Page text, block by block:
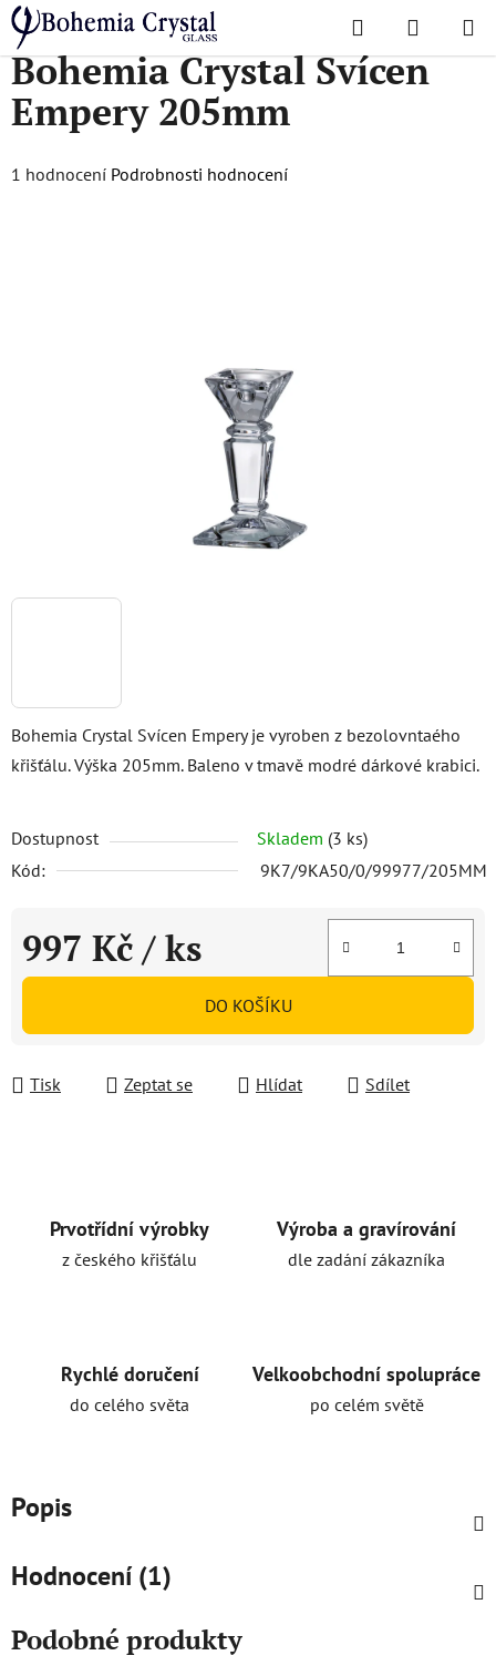
Přejít
na
obsah
Hledat
KOŠÍK
Domů
/ Doplňky Svícny / Bohemia Crystal Svícen Empery 205mm
Bohemia Crystal Svícen Empery je vyroben z bezolovntaého
křišťálu. Výška 205mm. Baleno v tmavě modré dárkové krabici.
Dostupnost Skladem (3 ks)
Kód:
9K7/9KA50/0/99977/205MM
997 Kč / ks
Měrná cena:
DO KOŠÍKU
Tisk Zeptat se Hlídat Sdílet
Bohemia Crystal Svícen
Empery 205mm
Průměrné
1 hodnocení Podrobnosti hodnocení
Prvotřídní výrobky
z českého křišťálu
Výroba a gravírování
dle zadání zákazníka
Rychlé doručení
do celého světa
Velkoobchodní spolupráce
po celém světě
Popis
Hodnocení (1)
Podobné produkty